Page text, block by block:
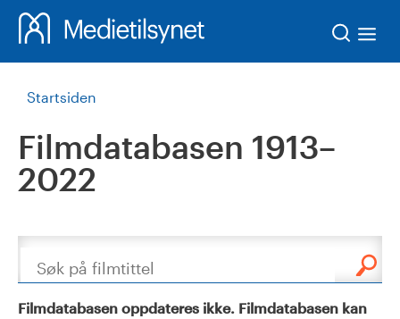
Startsiden
Filmdatabasen 1913–
2022
Søk
Filmdatabasen oppdateres ikke. Filmdatabasen kan